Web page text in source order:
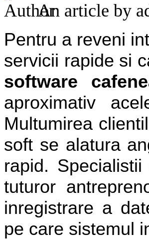
An article by
Pentru a reveni
servicii rapide si
software
aproximativ
Multumirea
soft se alatura
rapid.
tuturor
inregistrare a
pe care sistemul